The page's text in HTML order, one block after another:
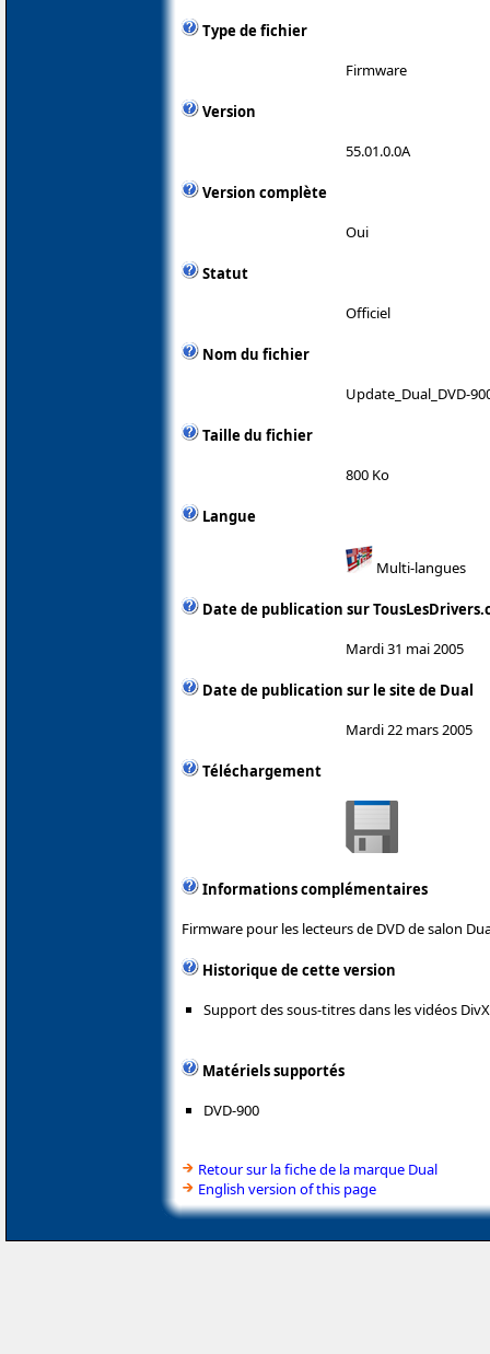
Type de fichier
Firmware
Version
55.01.0.0A
Version complète
Oui
Statut
Officiel
Nom du fichier
Update_Dual_DVD-
Taille du fichier
800 Ko
Langue
Multi-langues
Date de publication sur
Mardi 31 mai 2005
Date de publication sur le site de Dual
Mardi 22 mars 2005
Téléchargement
Informations complémentaires
Firmware pour les lecteurs de DVD de salon
Historique de cette version
Support des sous-titres dans les vidéos
Matériels supportés
DVD-900
Retour sur la fiche de la marque Dual
English version of this page